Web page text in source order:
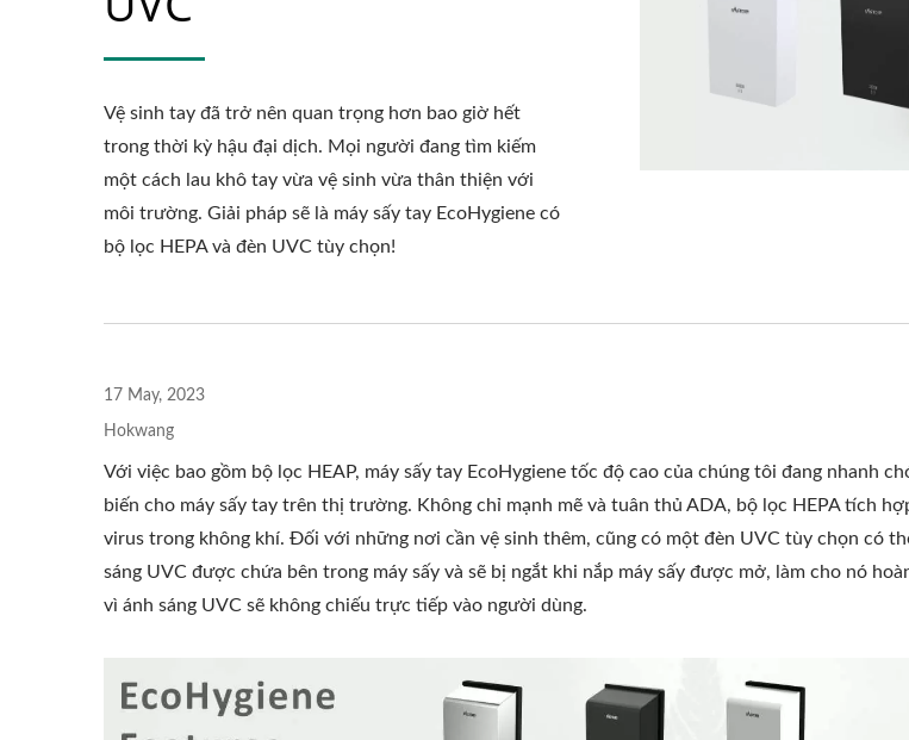
Vệ sinh tay đã trở nên quan trọng hơn bao giờ hết
trong thời kỳ hậu đại dịch. Mọi người đang tìm kiếm
một cách lau khô tay vừa vệ sinh vừa thân thiện với
môi trường. Giải pháp sẽ là máy sấy tay EcoHygiene có
bộ lọc HEPA và đèn UVC tùy chọn!
17 May, 2023
Hokwang
Với việc bao gồm bộ lọc HEAP, máy sấy tay EcoHygiene tốc độ cao của chúng tôi đang nhanh
biến cho máy sấy tay trên thị trường. Không chỉ mạnh mẽ và tuân thủ ADA, bộ lọc HEPA tích
virus trong không khí. Đối với những nơi cần vệ sinh thêm, cũng có một đèn UVC tùy chọn có
sáng UVC được chứa bên trong máy sấy và sẽ bị ngắt khi nắp máy sấy được mở, làm cho nó
vì ánh sáng UVC sẽ không chiếu trực tiếp vào người dùng.
Máy Sấy Tay Tốc Độ Cao
EcoHygiene
Máy Phân Phối Xà Phòng HK-